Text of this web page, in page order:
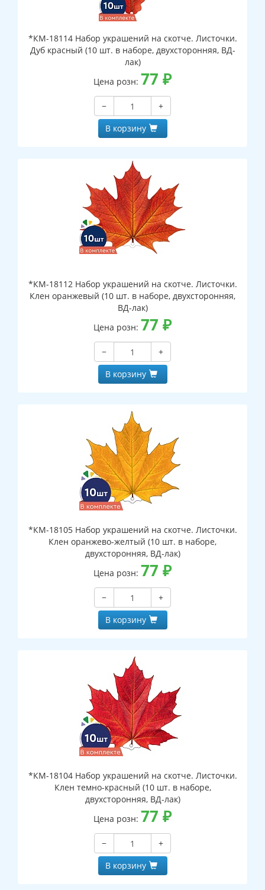
*КМ-18114 Набор украшений на скотче. Листочки.
Дуб красный (10 шт. в наборе, двухсторонняя, ВД-
лак)
Цена розн: 77 ₽
−
+
В корзину
*КМ-18112 Набор украшений на скотче. Листочки.
Клен оранжевый (10 шт. в наборе, двухсторонняя,
ВД-лак)
Цена розн: 77 ₽
−
+
В корзину
*КМ-18105 Набор украшений на скотче. Листочки.
Клен оранжево-желтый (10 шт. в наборе,
двухсторонняя, ВД-лак)
Цена розн: 77 ₽
−
+
В корзину
*КМ-18104 Набор украшений на скотче. Листочки.
Клен темно-красный (10 шт. в наборе,
двухсторонняя, ВД-лак)
Цена розн: 77 ₽
−
+
В корзину